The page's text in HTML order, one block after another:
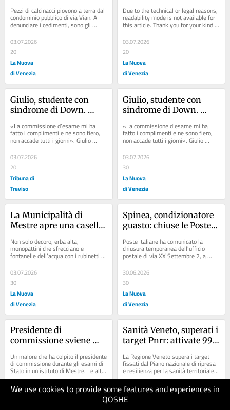
We use cookies to provide some features and experiences in
QOSHE
quartiere al Comune:
«Intervenite»
Pezzi di calcinacci piovono a terra dal
condominio pubblico di via Vian. A
denunciare i cedimenti, sono gli
abitanti del quartiere Pertini, e...
03.07.2026
20
La Nuova
di Venezia
l’aggressore
Due to the technical or legal reasons,
readability mode is not available for
this article. Thank you for your kind
03.07.2026
20
La Nuova
di Venezia
Giulio, studente con
sindrome di Down.
100 alla Maturità
«La commissione d’esame mi ha
fatto i complimenti e ne sono fiero,
non accade tutti i giorni». Giulio
Mattarollo, classe 2006, sguardo
acuto e una...
03.07.2026
20
Tribuna di
Treviso
Giulio, studente con
sindrome di Down.
100 alla Maturità
«La commissione d’esame mi ha
fatto i complimenti e ne sono fiero,
non accade tutti i giorni». Giulio
Mattarollo, classe 2006, sguardo
acuto e una...
03.07.2026
30
La Nuova
di Venezia
La Municipalità di
Mestre apre una casella
notizie
Non solo decoro, erba alta,
monopattini che sfrecciano e
fontanelle dell’acqua con i rubinetti
smontati da vandali. Ma anche buone
notizie da...
03.07.2026
30
La Nuova
di Venezia
Spinea, condizionatore
guasto: chiuse le Poste
Poste Italiane ha comunicato la
chiusura temporanea dell'ufficio
postale di via XX Settembre 2, a
Spinea, a partire dal 30 giugno 2026,
a causa...
30.06.2026
30
La Nuova
di Venezia
Presidente di
commissione sviene
sindacati: «Scuole non
adatte a fronteggiare il
caldo estremo»
Un malore che ha colpito il presidente
di commissione durante gli esami di
Stato in un istituto di Mestre. Le alte
temperature hanno causato un...
30.06.2026
Sanità Veneto, superati i
target Pnrr: attivate 99
Ospedali di comunità
La Regione Veneto supera i target
fissati dal Piano nazionale di ripresa
e resilienza per la sanità territoriale.
La Giunta regionale ha approvato...
30.06.2026
40